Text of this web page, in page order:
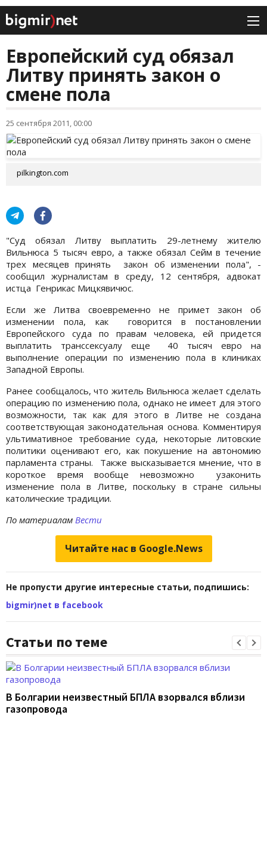
Европейский суд обязал
Литву принять закон о
смене пола
25 сентября 2011, 00:00
pilkington.com
"Суд обязал Литву выплатить 29-летнему жителю
Вильнюса 5 тысяч евро, а также обязал Сейм в течение
трех месяцев принять закон об изменении пола", -
сообщил журналистам в среду, 12 сентября, адвокат
истца Генрикас Мицкявичюс.
Если же Литва своевременно не примет закон об
изменении пола, как говорится в постановлении
Европейского суда по правам человека, ей придется
выплатить транссексуалу еще 40 тысяч евро на
выполнение операции по изменению пола в клиниках
Западной Европы.
Ранее сообщалось, что житель Вильнюса желает сделать
операцию по изменению пола, однако не имеет для этого
возможности, так как для этого в Литве не создана
соответствующая законодательная основа. Комментируя
ультимативное требование суда, некоторые литовские
политики оценивают его, как покушение на автономию
парламента страны. Также высказывается мнение, что в
короткое время вообще невозможно узаконить
изменение пола в Литве, поскольку в стране сильны
католические традиции.
По материалам Вести
Читайте нас в Google.News
Не пропусти другие интересные статьи, подпишись:
bigmir)net в facebook
Статьи по теме
В Болгарии неизвестный БПЛА взорвался вблизи
газопровода